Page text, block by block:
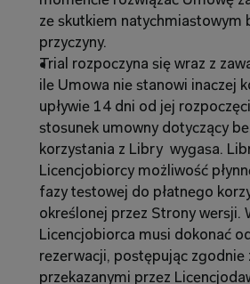
ze skutkiem natychmiastowym
przyczyny.
Trial rozpoczyna się wraz z
ile Umowa nie stanowi inaczej
upływie 14 dni od jej
stosunek umowny dotyczący
korzystania z Libry  wygasa.
Licencjobiorcy możliwość
fazy testowej do płatnego
określonej przez Strony wersji.
Licencjobiorca musi dokonać
rezerwacji, postępując zgodnie
przekazanymi przez